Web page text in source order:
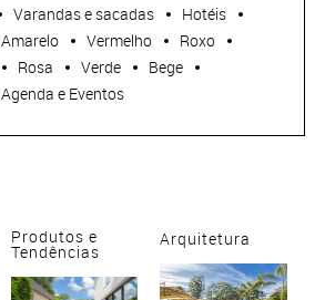
Varandas e sacadas
Hotéis
Amarelo Vermelho
Roxo
Rosa Verde
Bege
Agenda e Eventos
Produtos e
Tendências
Arquitetura